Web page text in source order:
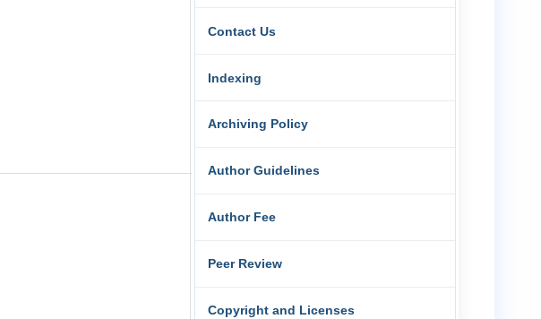
Contact Us
Indexing
Archiving Policy
Author Guidelines
Author Fee
Peer Review
Copyright and Licenses